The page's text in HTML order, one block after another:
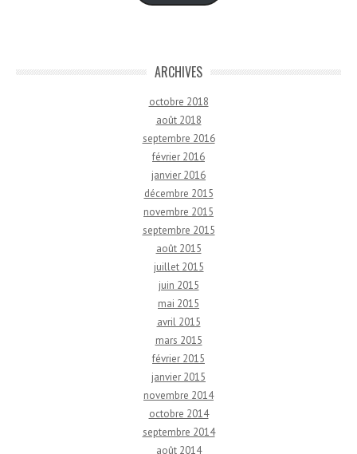
ARCHIVES
octobre 2018
août 2018
septembre 2016
février 2016
janvier 2016
décembre 2015
novembre 2015
septembre 2015
août 2015
juillet 2015
juin 2015
mai 2015
avril 2015
mars 2015
février 2015
janvier 2015
novembre 2014
octobre 2014
septembre 2014
août 2014